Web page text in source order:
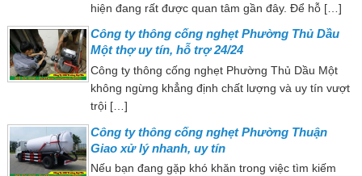
hiện đang rất được quan tâm gần đây. Để hỗ […]
Công ty thông cống nghẹt Phường Thủ Dầu
Một thợ uy tín, hỗ trợ 24/24
Công ty thông cống nghẹt Phường Thủ Dầu Một
không ngừng khẳng định chất lượng và uy tín vượt
trội […]
Công ty thông cống nghẹt Phường Thuận
Giao xử lý nhanh, uy tín
Nếu bạn đang gặp khó khăn trong việc tìm kiếm